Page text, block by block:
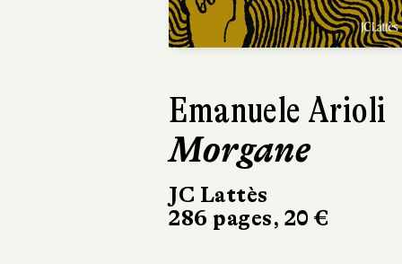
Emanuele Arioli
Morgane
JC Lattès
286 pages, 20 €
Elizabeth Rush
L'Éveil
Marchialy
450 pages, 23 €